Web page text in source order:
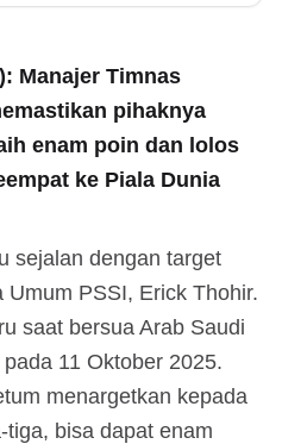
): Manajer Timnas
pihaknya
enam poin dan lolos
ke Piala Dunia
sejalan dengan target
PSSI, Erick Thohir.
saat bersua Arab Saudi
11 Oktober 2025.
menargetkan kepada
bisa dapat enam